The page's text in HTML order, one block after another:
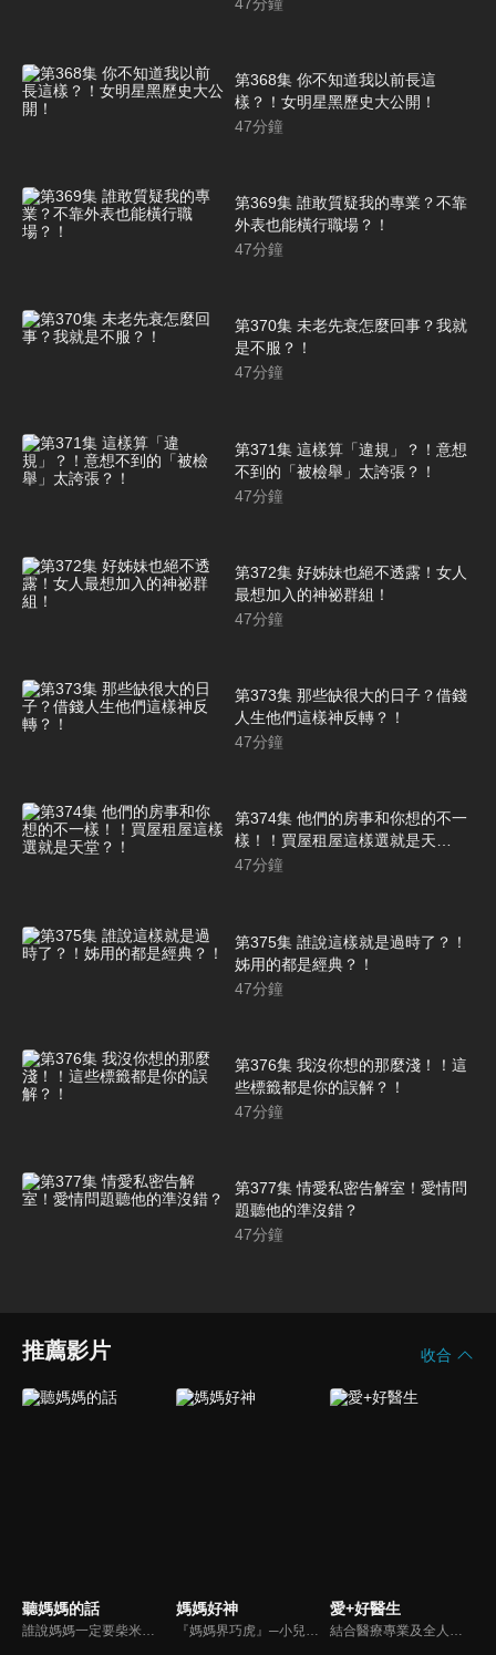
第368集 你不知道我以前長這
樣？！女明星黑歷史大公開！
47分鐘
第369集 誰敢質疑我的專業？不靠
外表也能橫行職場？！
47分鐘
第370集 未老先衰怎麼回事？我就
是不服？！
47分鐘
第371集 這樣算「違規」？！意想
不到的「被檢舉」太誇張？！
47分鐘
第372集 好姊妹也絕不透露！女人
最想加入的神祕群組！
47分鐘
第373集 那些缺很大的日子？借錢
人生他們這樣神反轉？！
47分鐘
第374集 他們的房事和你想的不一
樣！！買屋租屋這樣選就是天
堂？！
47分鐘
第375集 誰說這樣就是過時了？！
姊用的都是經典？！
47分鐘
第376集 我沒你想的那麼淺！！這
些標籤都是你的誤解？！
47分鐘
第377集 情愛私密告解室！愛情問
題聽他的準沒錯？
47分鐘
推薦影片 收合
聽媽媽的話 媽媽好神 愛+好醫生